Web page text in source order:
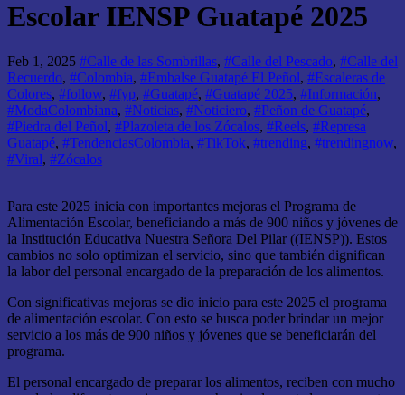
Escolar IENSP Guatapé 2025
Feb 1, 2025 #Calle de las Sombrillas, #Calle del Pescado, #Calle del
Recuerdo, #Colombia, #Embalse Guatapé El Peñol, #Escaleras de
Colores, #follow, #fyp, #Guatapé, #Guatapé 2025, #Información,
#ModaColombiana, #Noticias, #Noticiero, #Peñon de Guatapé,
#Piedra del Peñol, #Plazoleta de los Zócalos, #Reels, #Represa
Guatapé, #TendenciasColombia, #TikTok, #trending, #trendingnow,
#Viral, #Zócalos
Para este 2025 inicia con importantes mejoras el Programa de
Alimentación Escolar, beneficiando a más de 900 niños y jóvenes de
la Institución Educativa Nuestra Señora Del Pilar ((IENSP)). Estos
cambios no solo optimizan el servicio, sino que también dignifican
la labor del personal encargado de la preparación de los alimentos.
Con significativas mejoras se dio inicio para este 2025 el programa
de alimentación escolar. Con esto se busca poder brindar un mejor
servicio a los más de 900 niños y jóvenes que se beneficiarán del
programa.
El personal encargado de preparar los alimentos, reciben con mucho